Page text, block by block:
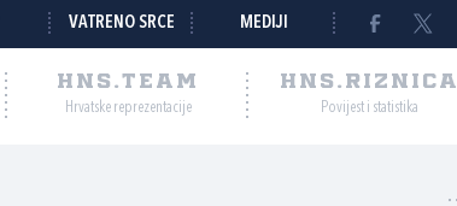
VATRENO SRCE MEDIJI
HNS.TEAM
Hrvatske reprezentacije
HNS.RIZNICA
Povijest i statistika